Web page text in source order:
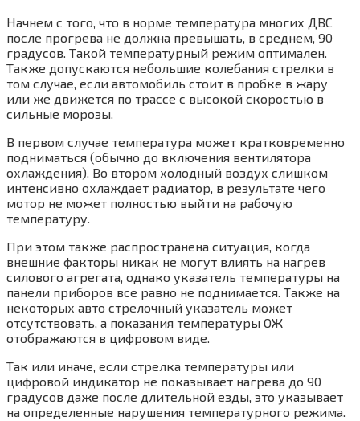
Начнем с того, что в норме температура многих ДВС
после прогрева не должна превышать, в среднем, 90
градусов. Такой температурный режим оптимален.
Также допускаются небольшие колебания стрелки в
том случае, если автомобиль стоит в пробке в жару
или же движется по трассе с высокой скоростью в
сильные морозы.
В первом случае температура может кратковременно
подниматься (обычно до включения вентилятора
охлаждения). Во втором холодный воздух слишком
интенсивно охлаждает радиатор, в результате чего
мотор не может полностью выйти на рабочую
температуру.
При этом также распространена ситуация, когда
внешние факторы никак не могут влиять на нагрев
силового агрегата, однако указатель температуры на
панели приборов все равно не поднимается. Также на
некоторых авто стрелочный указатель может
отсутствовать, а показания температуры ОЖ
отображаются в цифровом виде.
Так или иначе, если стрелка температуры или
цифровой индикатор не показывает нагрева до 90
градусов даже после длительной езды, это указывает
на определенные нарушения температурного режима.